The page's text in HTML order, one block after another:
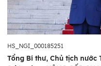
HS_NGI_000185251
Tổng Bí thư, Chủ tịch nước